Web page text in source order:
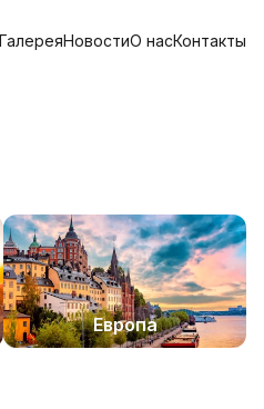
ГалереяНовостиО насКонтакты
Европа